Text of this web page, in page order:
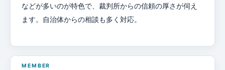
などが多いのが特色で、裁判所からの信頼の厚さが伺え
ます。自治体からの相談も多く対応。